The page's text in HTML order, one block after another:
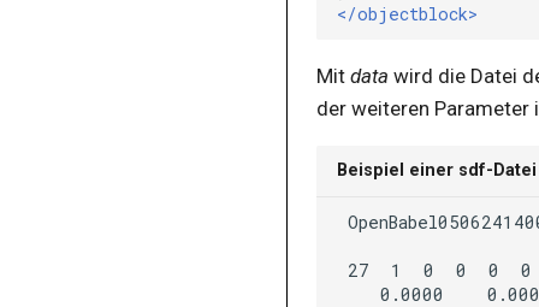
</objectblock>
Mitdata wird die Datei
der weiteren Parameter
Beispiel einer sdf-Datei
27 1 0 0 0 0
0.0000